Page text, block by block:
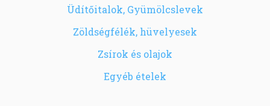
Üdítőitalok, Gyümölcslevek
Zöldségfélék, hüvelyesek
Zsírok és olajok
Egyéb ételek